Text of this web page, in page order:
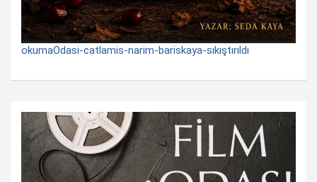
okumaOdasi-catlamis-narim-bariskaya-sıkıştırıldı